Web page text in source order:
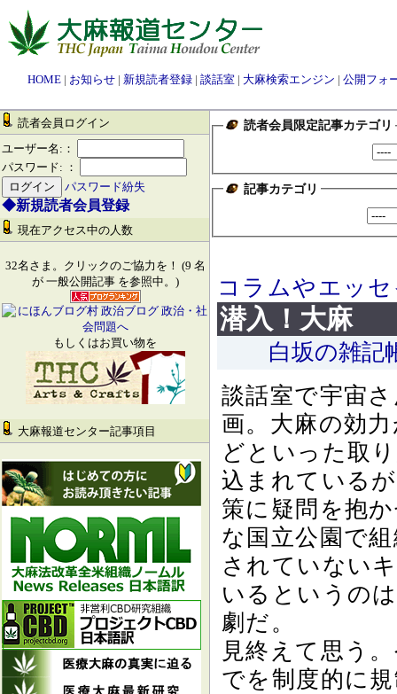
HOME | お知らせ | 新規読者登録 | 談話室 | 大麻検索エンジン | 公開フォ
読者会員ログイン
ユーザー名:：
パスワード: ：
パスワード紛失
◆新規読者会員登録
現在アクセス中の人数
32名さま。クリックのご協力を！ (9 名
が 一般公開記事 を参照中。)
もしくはお買い物を
大麻報道センター記事項目
読者会員限定記事カテゴリ
記事カテゴリ
コラムやエッ
潜入！大麻
白坂の雑記
談話室で宇宙
画。大麻の効
どといった取
込まれている
策に疑問を抱
な国立公園で
されていない
いるというの
劇だ。
見終えて思う
でを制度的に